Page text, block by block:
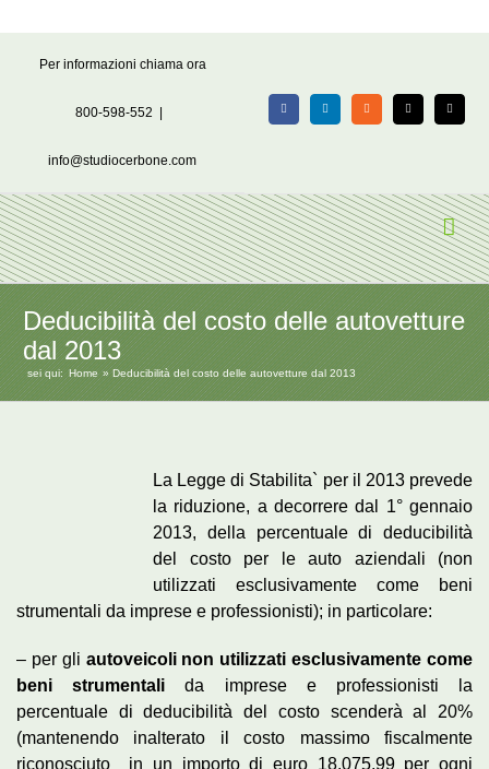
Per informazioni chiama ora
800-598-552
info@studiocerbone.com
FacebookLinkedIn Rss X Email
Deducibilità del costo delle autovetture
dal 2013
sei qui: Home Deducibilità del costo delle autovetture dal 2013
La Legge di Stabilita` per il 2013 prevede
la riduzione, a decorrere dal 1° gennaio
2013, della percentuale di deducibilità
del costo per le auto aziendali (non
utilizzati esclusivamente come beni
strumentali da imprese e professionisti); in particolare:
– per gli autoveicoli non utilizzati esclusivamente come
beni strumentali da imprese e professionisti la
percentuale di deducibilità del costo scenderà al 20%
(mantenendo inalterato il costo massimo fiscalmente
riconosciuto in un importo di euro 18.075,99 per ogni